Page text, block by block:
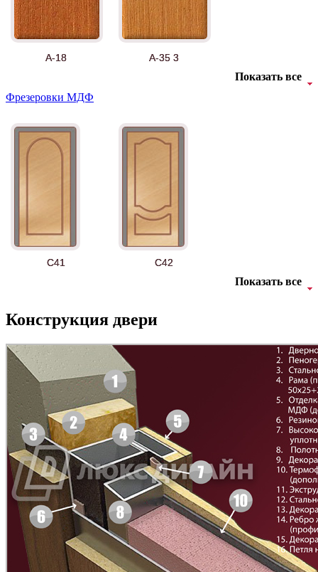
А-18 А-35 3
Б-35 3
БНТ БУК БАВАРИЯ
Д-11 Н Д-11 С
Показать все
Фрезеровки МДФ
C41 C42
C43 C44
Показать все
Конструкция двери